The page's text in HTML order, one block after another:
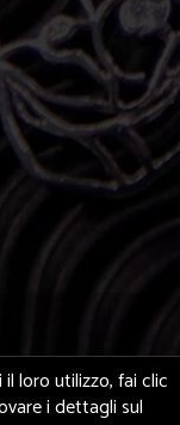
loro utilizzo, fai clic
i dettagli sul